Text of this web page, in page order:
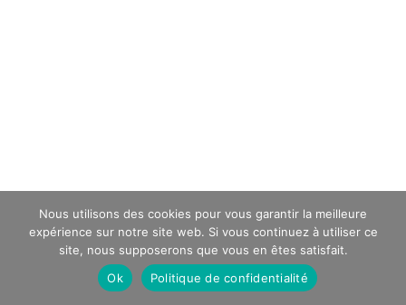
Nous utilisons des cookies pour vous garantir la meilleure
expérience sur notre site web. Si vous continuez à utiliser ce
site, nous supposerons que vous en êtes satisfait.
Ok
Politique de confidentialité